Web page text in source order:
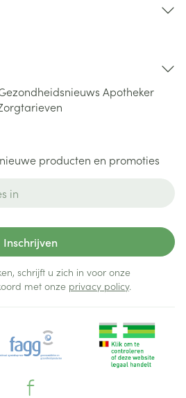
Apotheker
producten en promoties
Inschrijven
schrijft u zich in voor onze
met onze privacy policy.